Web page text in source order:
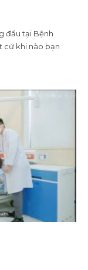
đầu tại Bệnh
cứ khi nào bạn